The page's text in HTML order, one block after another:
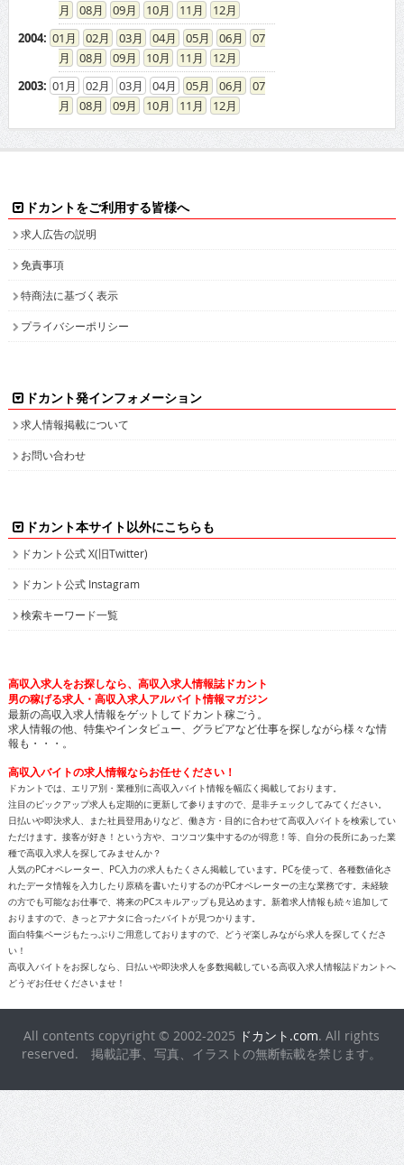
08
09 10 11
12
2004: 01 02 03 04 05 06
07
08
09 10 11
12
2003: 01 02 03 04 05 06
07
08
09 10 11 12
ドカントをご利用する皆様へ
求人広告の説明
免責事項
特商法に基づく表示
プライバシーポリシー
ドカント発インフォメーション
求人情報掲載について
お問い合わせ
ドカント本サイト以外にこちらも
ドカント公式 X(旧Twitter)
ドカント公式 Instagram
検索キーワード一覧
高収入求人をお探しなら、高収入求人情報誌ドカント
男の稼げる求人・高収入求人アルバイト情報マガジン
最新の高収入求人情報をゲットしてドカント稼ごう。
求人情報の他、特集やインタビュー、グラビアなど仕事を探しながら様々な情
報も・・・。
高収入バイトの求人情報ならお任せください！
ドカントでは、エリア別・業種別に高収入バイト情報を幅広く掲載しております。
注目のピックアップ求人も定期的に更新して参りますので、是非チェックしてみてください。
日払いや即決求人、また社員登用ありなど、働き方・目的に合わせて高収入バイトを検索してい
ただけます。接客が好き！という方や、コツコツ集中するのが得意！等、自分の長所にあった業
種で高収入求人を探してみませんか？
人気のPCオペレーター、PC入力の求人もたくさん掲載しています。PCを使って、各種数値化さ
れたデータ情報を入力したり原稿を書いたりするのがPCオペレーターの主な業務です。未経験
の方でも可能なお仕事で、将来のPCスキルアップも見込めます。新着求人情報も続々追加して
おりますので、きっとアナタに合ったバイトが見つかります。
面白特集ページもたっぷりご用意しておりますので、どうぞ楽しみながら求人を探してくださ
い！
高収入バイトをお探しなら、日払いや即決求人を多数掲載している高収入求人情報誌ドカントへ
どうぞお任せくださいませ！
All contents copyright © 2002-2025 ドカント.com. All rights
reserved. 掲載記事、写真、イラストの無断転載を禁じます。